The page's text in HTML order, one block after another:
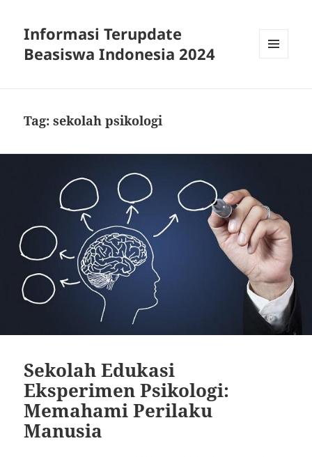
Informasi Terupdate
Beasiswa Indonesia 2024
Tag:sekolah psikologi
Sekolah Edukasi
Eksperimen Psikologi:
Memahami Perilaku
Manusia